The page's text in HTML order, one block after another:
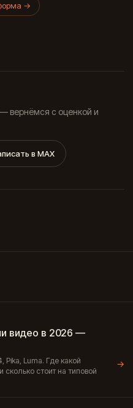
→
вернёмся с оценкой и
в MAX
видео в 2026 —
Pika, Luma. Где какой
сколько стоит на типовой
→